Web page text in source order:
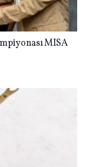
MISA